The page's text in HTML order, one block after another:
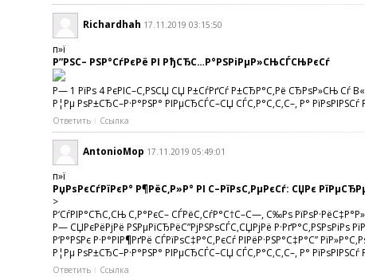
Richardhah 17.11.2019 03:15:50
п»ї
Р”РЅС– РЅР°СѓРєРё РІ РђСЂС…Р°РЅРіРµР»СЊСЃСЊРєСѓ
Р— 1 РїРѕ 4 РєРІС–С‚РЅСЏ СЏ Р±СѓРґСѓ Р±СЂР°С‚Рё СЂРѕР»СЊ Сѓ
Р¦Рµ РѕР±СЂС–Р·Р°РЅР° РІРµСЂСЃС–СЏ СЃС‚Р°С‚С‚С–, Р°
Ответить Ссылка
AntonioMop 17.11.2019 05:49:01
п»ї
РџРѕРєСѓРїРєР° Р¶РёС‚Р»Р° РІ С–РїРѕС‚РµРєСѓ: СЏРє
>
Р‘СѓРІР°СЋС‚СЊ С‚Р°РєС– СЃРёС‚СѓР°С†С–С—, С‰Рѕ
Р— СЏРєРёРјРё РЅРµРїСЂРёС”РјРЅРѕСЃС‚СЏРјРё Р·РґР°С‚РЅРѕРіРѕ
Р‘Р°РЅРє Р·Р°РІР¶РґРё СЃРїРѕС‡Р°С‚РєСѓ РІРёР·РЅР°С‡Р°С”
Р¦Рµ РѕР±СЂС–Р·Р°РЅР° РІРµСЂСЃС–СЏ СЃС‚Р°С‚С‚С–, Р°
Ответить Ссылка